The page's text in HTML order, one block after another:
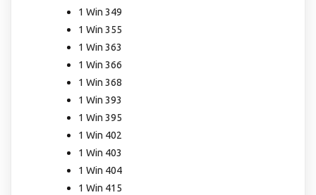
1 Win 349
1 Win 355
1 Win 363
1 Win 366
1 Win 368
1 Win 393
1 Win 395
1 Win 402
1 Win 403
1 Win 404
1 Win 415